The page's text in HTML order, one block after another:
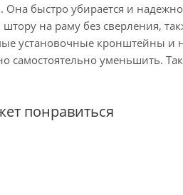
быстро убирается и надежно
штору на раму без сверления,
установочные кронштейны и
самостоятельно уменьшить.
понравиться